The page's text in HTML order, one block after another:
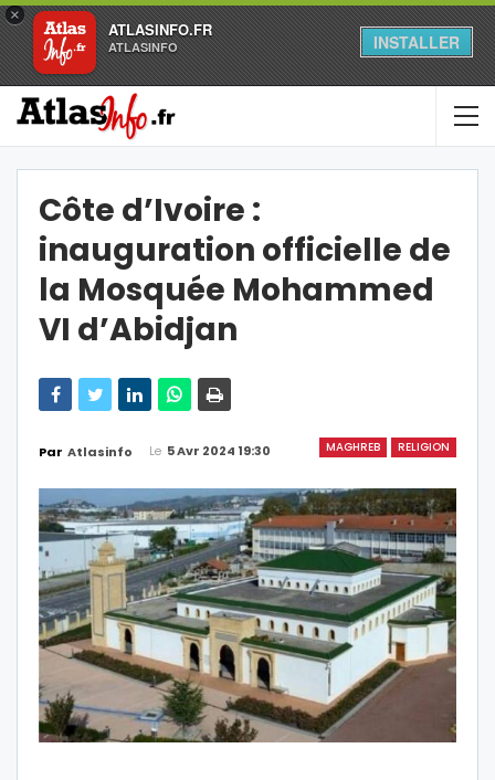
×
ATLASINFO.FR
ATLASINFO INSTALLER
Côte d’Ivoire :
inauguration officielle de
la Mosquée Mohammed
VI d’Abidjan
MAGHREB RELIGION
Par Atlasinfo Le 5 Avr 2024 19:30